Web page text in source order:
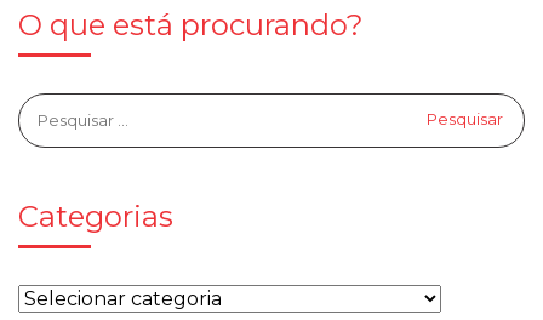
O que está procurando?
Categorias